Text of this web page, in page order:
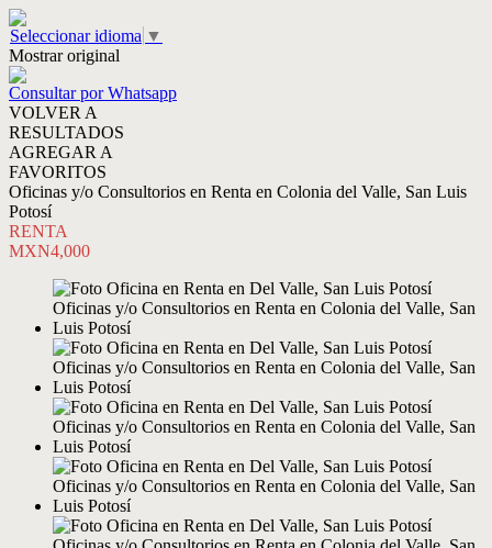
Seleccionar idioma ▼
Mostrar original
Consultar por Whatsapp
VOLVER A
RESULTADOS
AGREGAR A
FAVORITOS
Oficinas y/o Consultorios en Renta en Colonia del Valle, San Luis
Potosí
RENTA
MXN4,000